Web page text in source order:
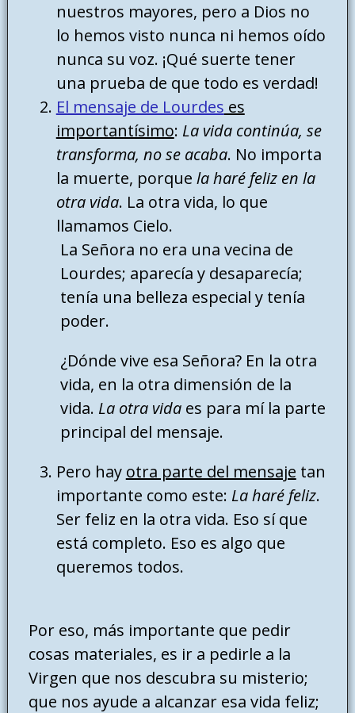
nuestros mayores, pero a Dios no
lo hemos visto nunca ni hemos oído
nunca su voz. ¡Qué suerte tener
una prueba de que todo es verdad!
El mensaje de Lourdes es
importantísimo: La vida continúa, se
transforma, no se acaba. No importa
la muerte, porque la haré feliz en la
otra vida. La otra vida, lo que
llamamos Cielo.
La Señora no era una vecina de
Lourdes; aparecía y desaparecía;
tenía una belleza especial y tenía
poder.
¿Dónde vive esa Señora? En la otra
vida, en la otra dimensión de la
vida. La otra vidaes para mí la parte
principal del mensaje.
Pero hay otra parte del mensaje tan
importante como este: La haré feliz.
Ser feliz en la otra vida. Eso sí que
está completo. Eso es algo que
queremos todos.
Por eso, más importante que pedir
cosas materiales, es ir a pedirle a la
Virgen que nos descubra su misterio;
que nos ayude a alcanzar esa vida feliz;